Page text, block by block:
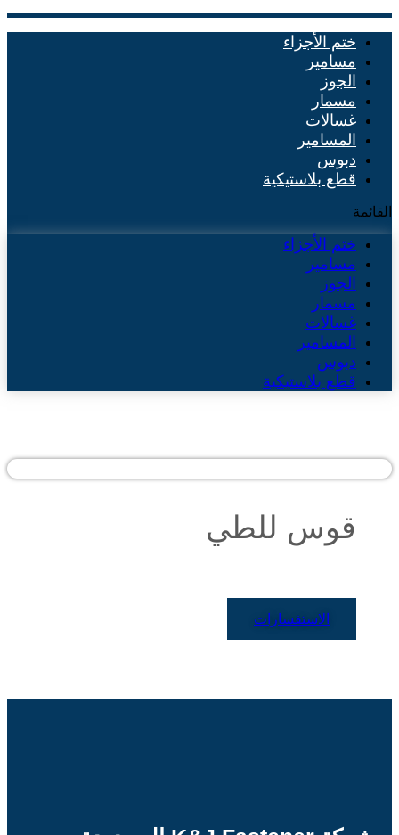
ختم الأجزاء
مسامير
الجوز
مسمار
غسالات
المسامير
دبوس
قطع بلاستيكية
القائمة
ختم الأجزاء
مسامير
الجوز
مسمار
غسالات
المسامير
دبوس
قطع بلاستيكية
قوس للطي
الاستفسارات